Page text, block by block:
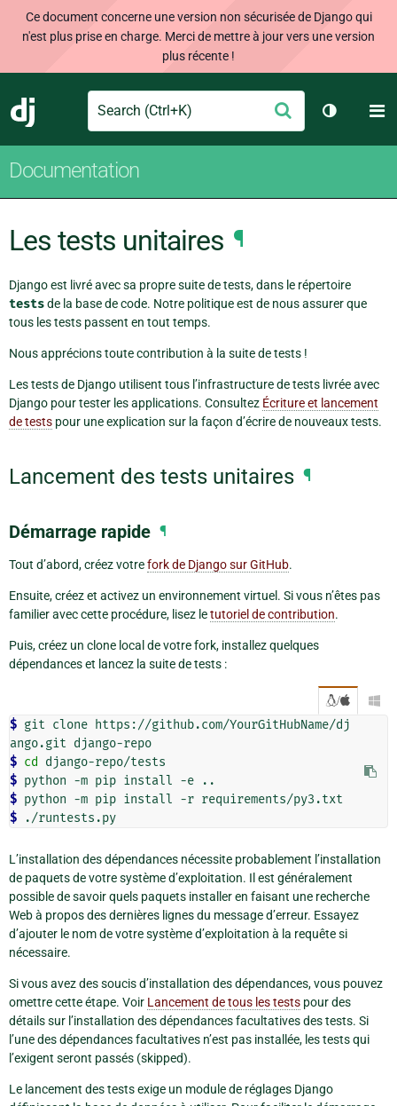
Ce document concerne une version non sécurisée de Django qui
n'est plus prise en charge. Merci de mettre à jour vers une version
plus récente !
Django
Search Envoyer
Changer
Documentation
Les tests unitaires ¶
Django est livré avec sa propre suite de tests, dans le répertoire
testsde la base de code. Notre politique est de nous assurer que
tous les tests passent en tout temps.
Nous apprécions toute contribution à la suite de tests !
Les tests de Django utilisent tous l’infrastructure de tests livrée avec
Django pour tester les applications. Consultez Écriture et lancement
de tests pour une explication sur la façon d’écrire de nouveaux tests.
Lancement des tests unitaires ¶
Démarrage rapide ¶
Tout d’abord, créez votrefork de Django sur GitHub.
Ensuite, créez et activez un environnement virtuel. Si vous n’êtes pas
familier avec cette procédure, lisez letutoriel de contribution.
Puis, créez un clone local de votre fork, installez quelques
dépendances et lancez la suite de tests :
/ 
$ git clone https://github.com/YourGitHubName/dj
$ cd
$
$
$
L’installation des dépendances nécessite probablement l’installation
de paquets de votre système d’exploitation. Il est généralement
possible de savoir quels paquets installer en faisant une recherche
Web à propos des dernières lignes du message d’erreur. Essayez
d’ajouter le nom de votre système d’exploitation à la requête si
nécessaire.
Si vous avez des soucis d’installation des dépendances, vous pouvez
omettre cette étape. Voir Lancement de tous les tests pour des
détails sur l’installation des dépendances facultatives des tests. Si
l’une des dépendances facultatives n’est pas installée, les tests qui
l’exigent seront passés (skipped).
Le lancement des tests exige un module de réglages Django